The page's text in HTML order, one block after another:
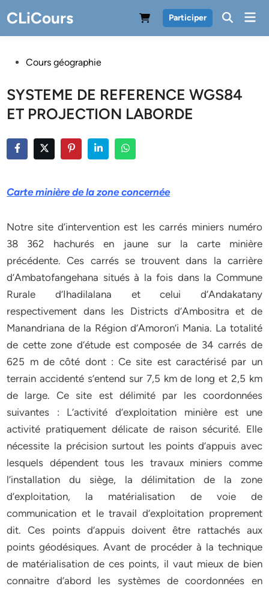
to
content
CLiCours Participer
PostedCours géographie
SYSTEME DE REFERENCE WGS84
ET PROJECTION LABORDE
Carte minière de la zone concernée
Notre site d’intervention est les carrés miniers numéro
38 362 hachurés en jaune sur la carte minière
précédente. Ces carrés se trouvent dans la carrière
d’Ambatofangehana situés à la fois dans la Commune
Rurale d’Ihadilalana et celui d’Andakatany
respectivement dans les Districts d’Ambositra et de
Manandriana de la Région d’Amoron’i Mania. La totalité
de cette zone d’étude est composée de 34 carrés de
625 m de côté dont : Ce site est caractérisé par un
terrain accidenté s’entend sur 7,5 km de long et 2,5 km
de large. Ce site est délimité par les coordonnées
suivantes : L’activité d’exploitation minière est une
activité pratiquement délicate de raison sécurité. Elle
nécessite la précision surtout les points d’appuis avec
lesquels dépendent tous les travaux miniers comme
l’installation du siège, la délimitation de la zone
d’exploitation, la matérialisation de voie de
communication et le travail d’exploitation proprement
dit. Ces points d’appuis doivent être rattachés aux
points géodésiques. Avant de procéder à la technique
de matérialisation de ces points, il vaut mieux de bien
connaitre d’abord les systèmes de coordonnées en